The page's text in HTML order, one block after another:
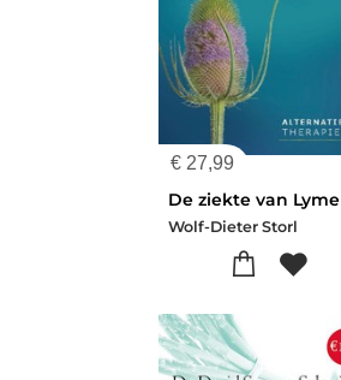
€ 27,99
De ziekte van Lyme
Wolf-Dieter Storl